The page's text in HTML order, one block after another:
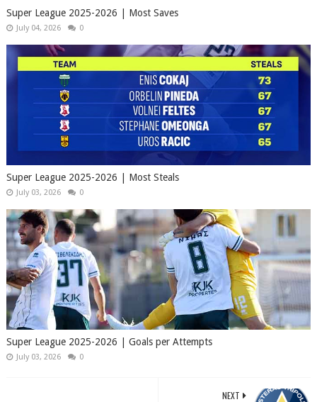
Super League 2025-2026 | Most Saves
July 04, 2026 0
Super League 2025-2026 | Most Steals
July 03, 2026 0
Super League 2025-2026 | Goals per Attempts
July 03, 2026 0
NEXT